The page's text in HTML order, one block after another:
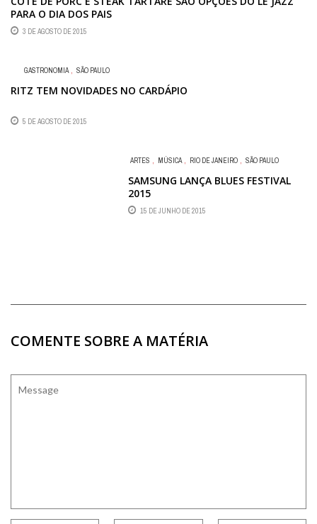
PARA O DIA DOS PAIS
3 DE AGOSTO DE 2015
GASTRONOMIA , SÃO PAULO
RITZ TEM NOVIDADES NO CARDÁPIO
5 DE AGOSTO DE 2015
ARTES , MÚSICA , RIO DE JANEIRO , SÃO PAULO
SAMSUNG LANÇA BLUES FESTIVAL
2015
15 DE JUNHO DE 2015
COMENTE SOBRE A MATÉRIA